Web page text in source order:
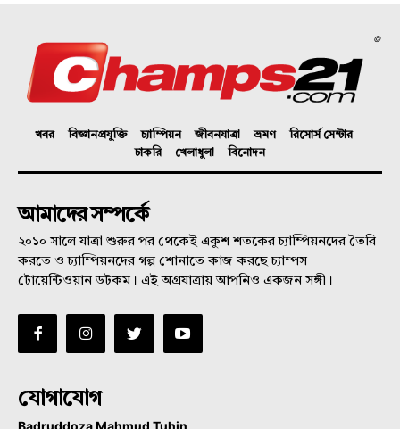
©
খবর বিজ্ঞানপ্রযুক্তি চ্যাম্পিয়ন জীবনযাত্রা ভ্রমণ
রিসোর্স সেন্টার
চাকরি
খেলাধুলা বিনোদন
আমাদের সম্পর্কে
২০১০ সালে যাত্রা শুরুর পর থেকেই একুশ শতকের চ্যাম্পিয়নদের তৈরি
করতে ও চ্যাম্পিয়নদের গল্প শোনাতে কাজ করছে চ্যাম্পস
টোয়েন্টিওয়ান ডটকম। এই অগ্রযাত্রায় আপনিও একজন সঙ্গী।
যোগাযোগ
Badruddoza Mahmud Tuhin